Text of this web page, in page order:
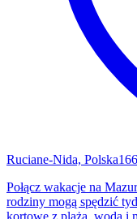
Ruciane-Nida, Polska
Połącz wakacje na
rodziny mogą spędzić